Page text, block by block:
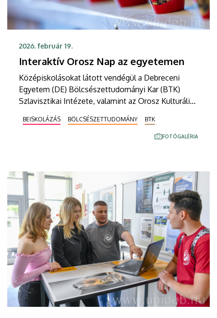
2026. február 19.
Interaktív Orosz Nap az egyetemen
Középiskolásokat látott vendégül a Debreceni
Egyetem (DE) Bölcsészettudományi Kar (BTK)
Szlavisztikai Intézete, valamint az Orosz Kulturális
debreceni, miskolci és szolnoki gimnáziumokból
tanáraik kíséretében érkezett diákok játékos
Orosz Kulturális és Nyelvi Központban a
Maszlenyicát, az orosz kultúra egyik legismertebb
farsangi hagyományát.
BEISKOLÁZÁS BÖLCSÉSZETTUDOMÁNY BTK
FOTÓGALÉRIA